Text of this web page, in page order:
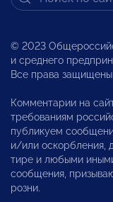
© 2023
и среднего
Все права защищены.
Комментарии на
требованиям
публикуем
и/или оскорбления,
тире и любыми
сообщения,
розни.